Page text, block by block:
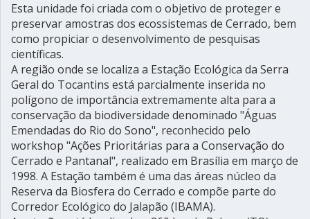
Esta unidade foi criada com o objetivo de proteger e
preservar amostras dos ecossistemas de Cerrado, bem
como propiciar o desenvolvimento de pesquisas
científicas.
A região onde se localiza a Estação Ecológica da Serra
Geral do Tocantins está parcialmente inserida no
polígono de importância extremamente alta para a
conservação da biodiversidade denominado "Águas
Emendadas do Rio do Sono", reconhecido pelo
workshop "Ações Prioritárias para a Conservação do
Cerrado e Pantanal", realizado em Brasília em março de
1998. A Estação também é uma das áreas núcleo da
Reserva da Biosfera do Cerrado e compõe parte do
Corredor Ecológico do Jalapão (IBAMA).